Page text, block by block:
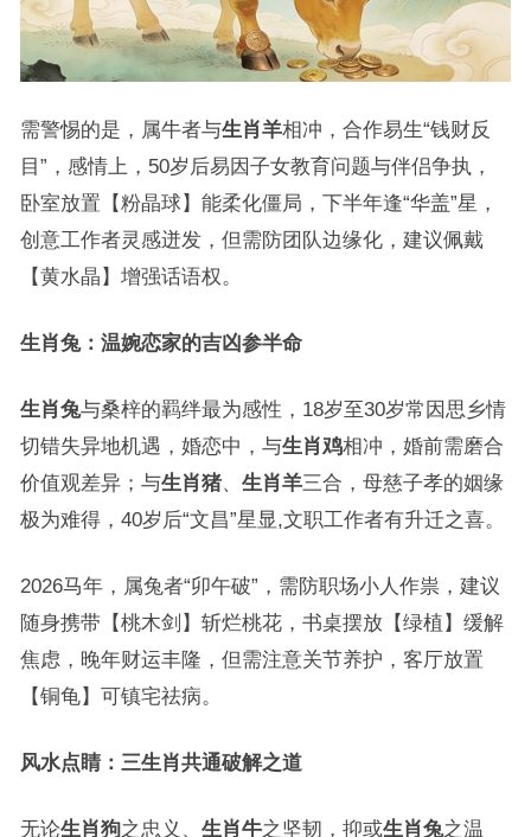
需警惕的是，属牛者与生肖羊相冲，合作易生“钱财反
目”，感情上，50岁后易因子女教育问题与伴侣争执，
卧室放置【粉晶球】能柔化僵局，下半年逢“华盖”星，
创意工作者灵感迸发，但需防团队边缘化，建议佩戴
【黄水晶】增强话语权。
生肖兔：温婉恋家的吉凶参半命
生肖兔与桑梓的羁绊最为感性，18岁至30岁常因思乡情
切错失异地机遇，婚恋中，与生肖鸡相冲，婚前需磨合
价值观差异；与生肖猪、 生肖羊三合，母慈子孝的姻缘
极为难得，40岁后“文昌”星显,文职工作者有升迁之喜。
2026马年，属兔者“卯午破”，需防职场小人作祟，建议
随身携带【桃木剑】斩烂桃花，书桌摆放【绿植】缓解
焦虑，晚年财运丰隆，但需注意关节养护，客厅放置
【铜龟】可镇宅祛病。
风水点睛：三生肖共通破解之道
无论生肖狗之忠义、 生肖牛之坚韧，抑或生肖兔之温